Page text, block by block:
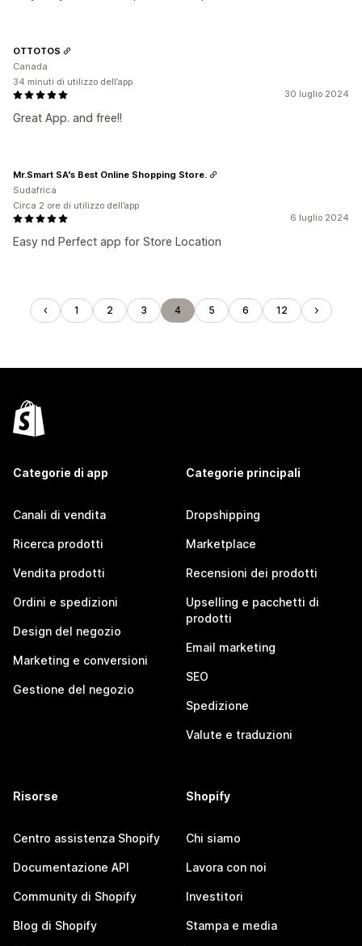
30 luglio 2024
Great App. and free!!
OTTOTOS
Canada
34 minuti di utilizzo dell’app
6 luglio 2024
Easy nd Perfect app for Store Location
Mr.Smart SA's Best Online Shopping Store.
Sudafrica
Circa 2 ore di utilizzo dell’app
1 2 3 4 5 6 12
Categorie di app
Canali di vendita
Ricerca prodotti
Vendita prodotti
Ordini e spedizioni
Design del negozio
Marketing e conversioni
Gestione del negozio
Categorie principali
Dropshipping
Marketplace
Recensioni dei prodotti
Upselling e pacchetti di
prodotti
Email marketing
SEO
Spedizione
Valute e traduzioni
Risorse
Centro assistenza Shopify
Documentazione API
Community di Shopify
Blog di Shopify
Shopify
Chi siamo
Lavora con noi
Investitori
Stampa e media